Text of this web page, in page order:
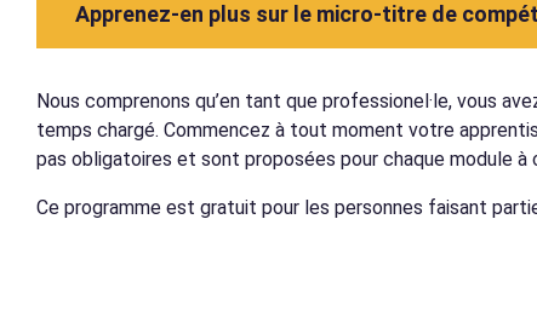
Apprenez-en plus sur le micro-titre de
Nous comprenons qu’en tant que professionel·le, vous
temps chargé. Commencez à tout moment votre
pas obligatoires et sont proposées pour chaque module
Ce programme est gratuit pour les personnes faisant